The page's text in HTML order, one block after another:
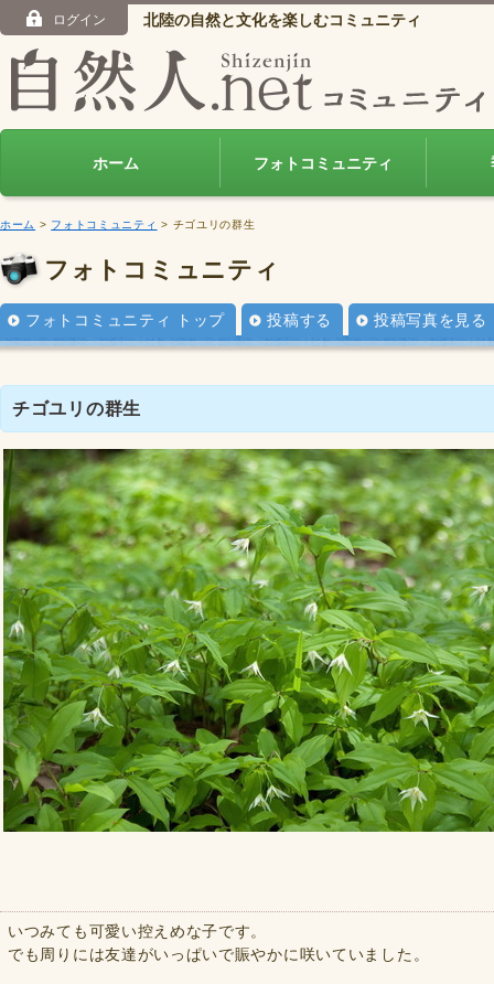
ログイン 北陸の自然と文化を楽しむコミュニティ
ホーム フォトコミュニティ
ホーム > フォトコミュニティ > チゴユリの群生
フォトコミュニティ
フォトコミュニティ トップ 投稿する 投稿写真を見る
チゴユリの群生
いつみても可愛い控えめな子です。
でも周りには友達がいっぱいで賑やかに咲いていました。